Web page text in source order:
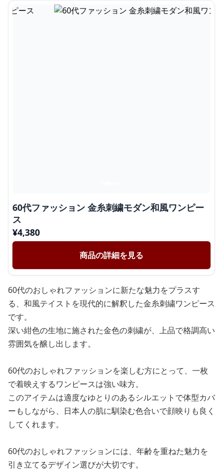
60代ファッション 金糸刺繍モダン和風ワンピー
ス
¥4,380
商品の詳細を見る
60代のおしゃれファッションに新たな魅力をプラスす
る、和風テイストを現代的に解釈した金糸刺繍ワンピース
です。
深い紺色の生地に施された金色の刺繍が、上品で格調高い
雰囲気を醸し出します。
60代のおしゃれファッションを楽しむ方にとって、一枚
で着映えするワンピースは強い味方。
このアイテムは適度なゆとりのあるシルエットで体型カバ
ーもしながら、日本人の肌に馴染む色合いで顔映りも良く
してくれます。
60代のおしゃれファッションには、年齢を重ねた魅力を
引き立てるデザイン選びが大切です。